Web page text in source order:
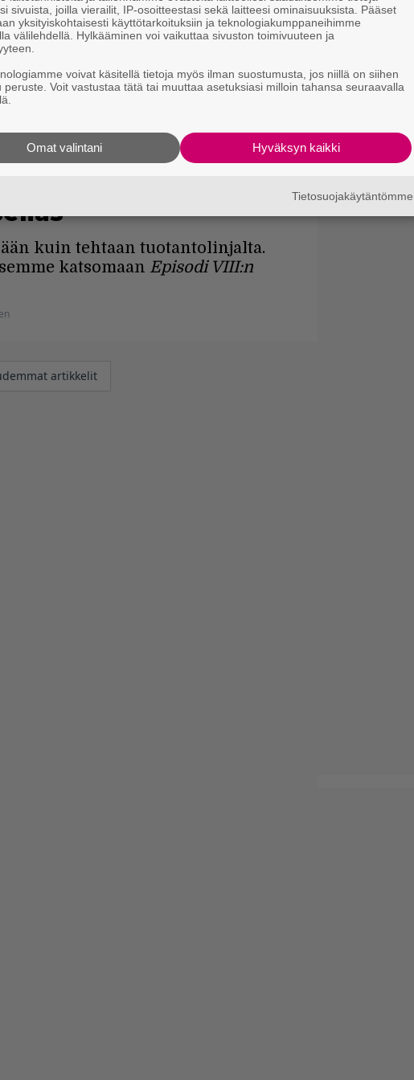
sai nimensä, eikä
kuin tehtaan tuotantolinjalta.
katsomaan Episodi VIII:n
artikkelit
sivuista, joilla vierailit, IP-osoitteestasi sekä laitteesi ominaisuuksista. Pääset
yksityiskohtaisesti käyttötarkoituksiin ja teknologiakumppaneihimme
välilehdellä. Hylkääminen voi vaikuttaa sivuston toimivuuteen ja
voivat käsitellä tietoja myös ilman suostumusta, jos niillä on siihen
peruste. Voit vastustaa tätä tai muuttaa asetuksiasi milloin tahansa seuraavalla
Hyväksyn kaikki
Omat valintani
Tietosuojakäytäntömme